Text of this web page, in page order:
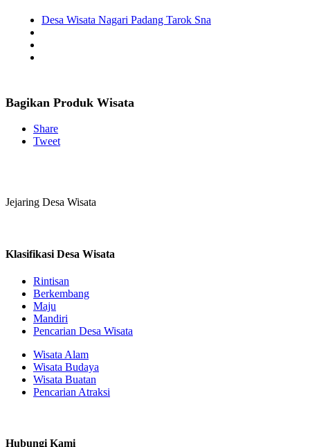
Desa Wisata Nagari Padang Tarok Sna
Bagikan Produk Wisata
Share
Tweet
Jejaring Desa Wisata
Klasifikasi Desa Wisata
Rintisan
Berkembang
Maju
Mandiri
Pencarian Desa Wisata
Wisata Alam
Wisata Budaya
Wisata Buatan
Pencarian Atraksi
Hubungi Kami